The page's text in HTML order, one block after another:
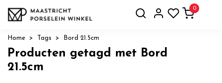
0
Home Tags Bord 21.5cm
Producten getagd met Bord
21.5cm